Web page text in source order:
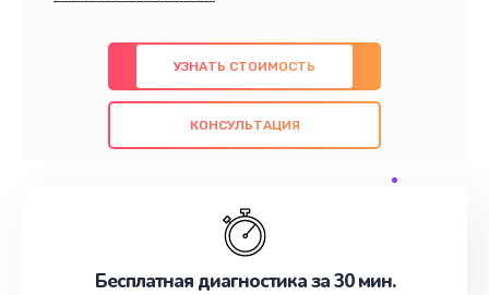
предлагаем быстрый и качественный ремонт с
использованием оригинальных компонентов, а
также гарантируем качество всех
проведенных работ. Наша цель - предоставить
обслуживание, удовлетворяя их потребности
наилучшим образом. Не медлите записаться на
УЗНАТЬ СТОИМОСТЬ
КОНСУЛЬТАЦИЯ
Бесплатная диагностика за 30 мин.